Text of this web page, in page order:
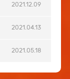
2021.12.09
2021.04.13
2021.05.18